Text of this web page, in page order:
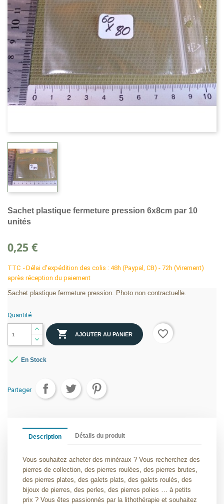
Sachet plastique fermeture pression 6x8cm par 10
unités
0,25 €
TTC
Délai d'expédition des colis : 48h (Paypal, CB) - 72h (Virement)
après réception du paiement
Sachet plastique fermeture pression. Photo non contractuelle.
Quantité
 AJOUTER AU PANIER favorite_border
 En Stock
Partager
Description Détails du produit
Vous souhaitez acheter des minéraux ? Vous recherchez des
pierres de collection, des pierres roulées, des pierres brutes,
des pierres plates, des galets plats, des galets roulés, des
bijoux de pierres, des perles, des pierres polies … à petits
prix ? Vous êtes passionnés par la lithothérapie et souhaitez